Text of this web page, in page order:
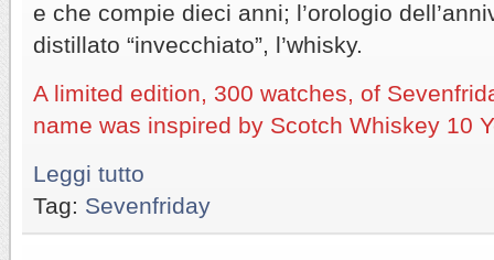
e che compie dieci anni; l’orologio
distillato “invecchiato”, l’whisky.
A limited edition, 300 watches, of
name was inspired by Scotch Whiskey 10
Leggi tutto
Tag: Sevenfriday